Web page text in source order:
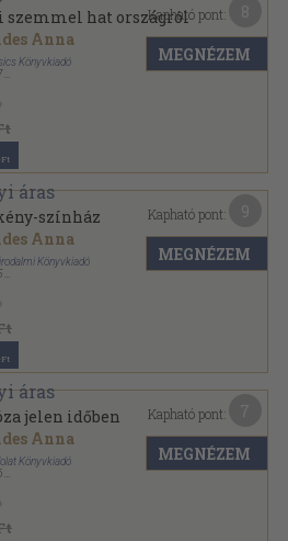
szemmel hat országról
Anna
Könyvkiadó
keménykötés
sorozat
Ft
Kapható pont:
MEGNÉZEM
színház
Anna
Könyvkiadó
Ft
Kapható pont:
MEGNÉZEM
jelen időben
Anna
Könyvkiadó
kemény papírkötés
Kapható pont:
MEGNÉZEM